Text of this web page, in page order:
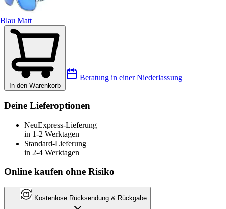
Blau Matt
In den Warenkorb
Beratung in einer Niederlassung
Deine Lieferoptionen
NeuExpress-Lieferung
in 1-2 Werktagen
Standard-Lieferung
in 2-4 Werktagen
Online kaufen ohne Risiko
Kostenlose Rücksendung & Rückgabe